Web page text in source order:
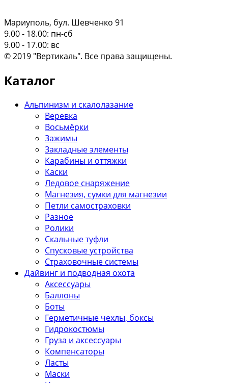
Мариуполь, бул. Шевченко 91
9.00 - 18.00: пн-сб
9.00 - 17.00: вс
© 2019 "Вертикаль". Все права защищены.
Каталог
Альпинизм и скалолазание
Веревка
Восьмёрки
Зажимы
Закладные элементы
Карабины и оттяжки
Каски
Ледовое снаряжение
Магнезия, сумки для магнезии
Петли самостраховки
Разное
Ролики
Скальные туфли
Спусковые устройства
Страховочные системы
Дайвинг и подводная охота
Аксессуары
Баллоны
Боты
Герметичные чехлы, боксы
Гидрокостюмы
Груза и аксессуары
Компенсаторы
Ласты
Маски